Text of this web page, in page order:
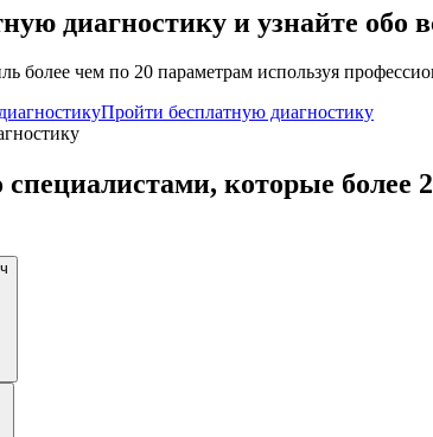
диагностику и узнайте обо
более чем по 20 параметрам используя
Пройти бесплатную диагностику
специалистами, которые